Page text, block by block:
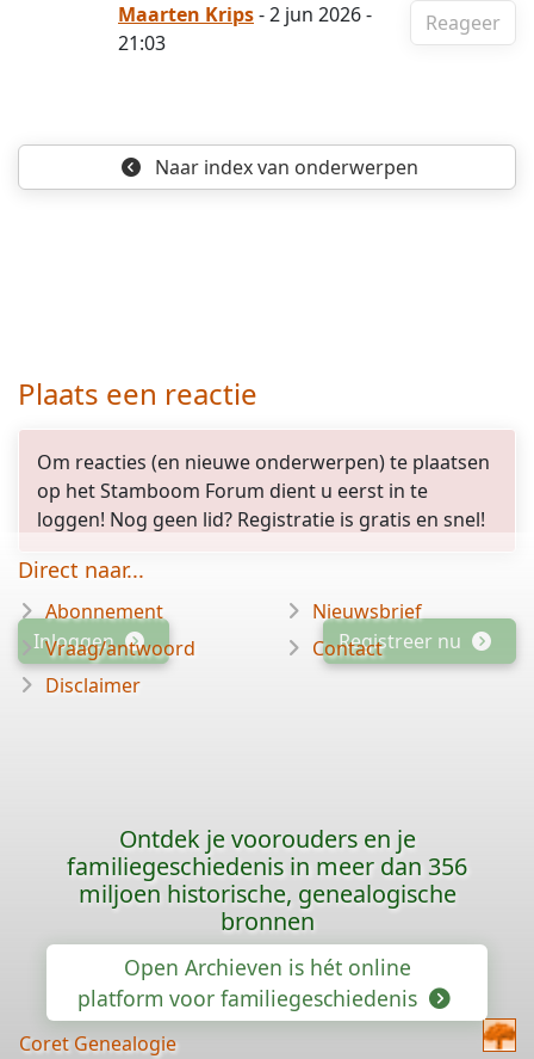
Reageer
Maarten Krips- 2 jun 2026 -
21:03
Naar indexvan onderwerpen
Plaats een reactie
Om reacties (en nieuwe onderwerpen) te plaatsen
op het Stamboom Forum dient u eerst in te
loggen! Nog geen lid? Registratie is gratis en snel!
Inloggen Registreer nu
Direct naar...
Abonnement
Vraag/antwoord
Disclaimer
Nieuwsbrief
Contact
Ontdek je voorouders en je
familiegeschiedenis in meer dan 356
miljoen historische, genealogische
bronnen
Open Archieven is hét online
platform voor familiegeschiedenis
Coret Genealogie